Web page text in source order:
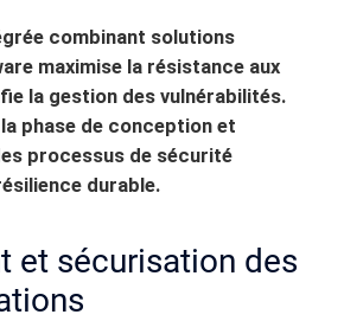
combinant solutions
maximise la résistance aux
la gestion des vulnérabilités.
phase de conception et
processus de sécurité
durable.
et sécurisation des